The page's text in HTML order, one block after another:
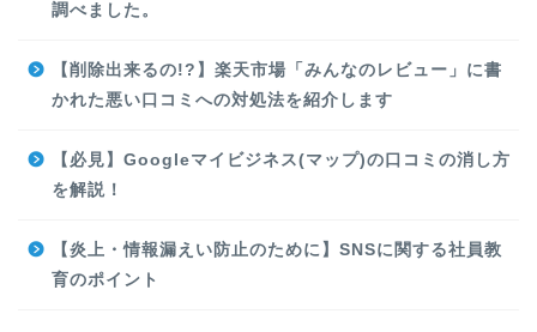
調べました。
【削除出来るの!?】楽天市場「みんなのレビュー」に書
かれた悪い口コミへの対処法を紹介します
【必見】Googleマイビジネス(マップ)の口コミの消し方
を解説！
【炎上・情報漏えい防止のために】SNSに関する社員教
育のポイント